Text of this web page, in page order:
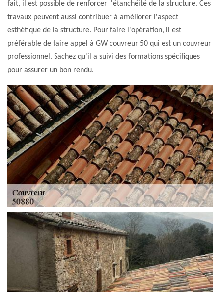
fait, il est possible de renforcer l'étanchéité de la structure. Ces
travaux peuvent aussi contribuer à améliorer l'aspect
esthétique de la structure. Pour faire l'opération, il est
préférable de faire appel à GW couvreur 50 qui est un couvreur
professionnel. Sachez qu'il a suivi des formations spécifiques
pour assurer un bon rendu.